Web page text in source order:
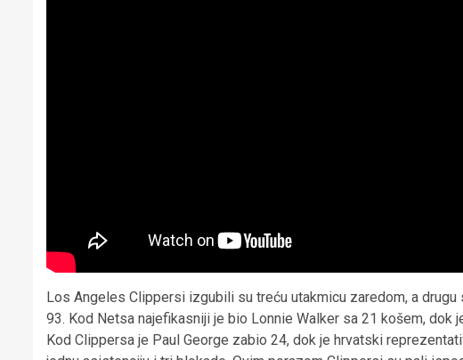
Los Angeles Clippersi izgubili su treću utakmicu zaredom, a
93. Kod Netsa najefikasniji je bio Lonnie Walker sa 21 košem,
Kod Clippersa je Paul George zabio 24, dok je hrvatski